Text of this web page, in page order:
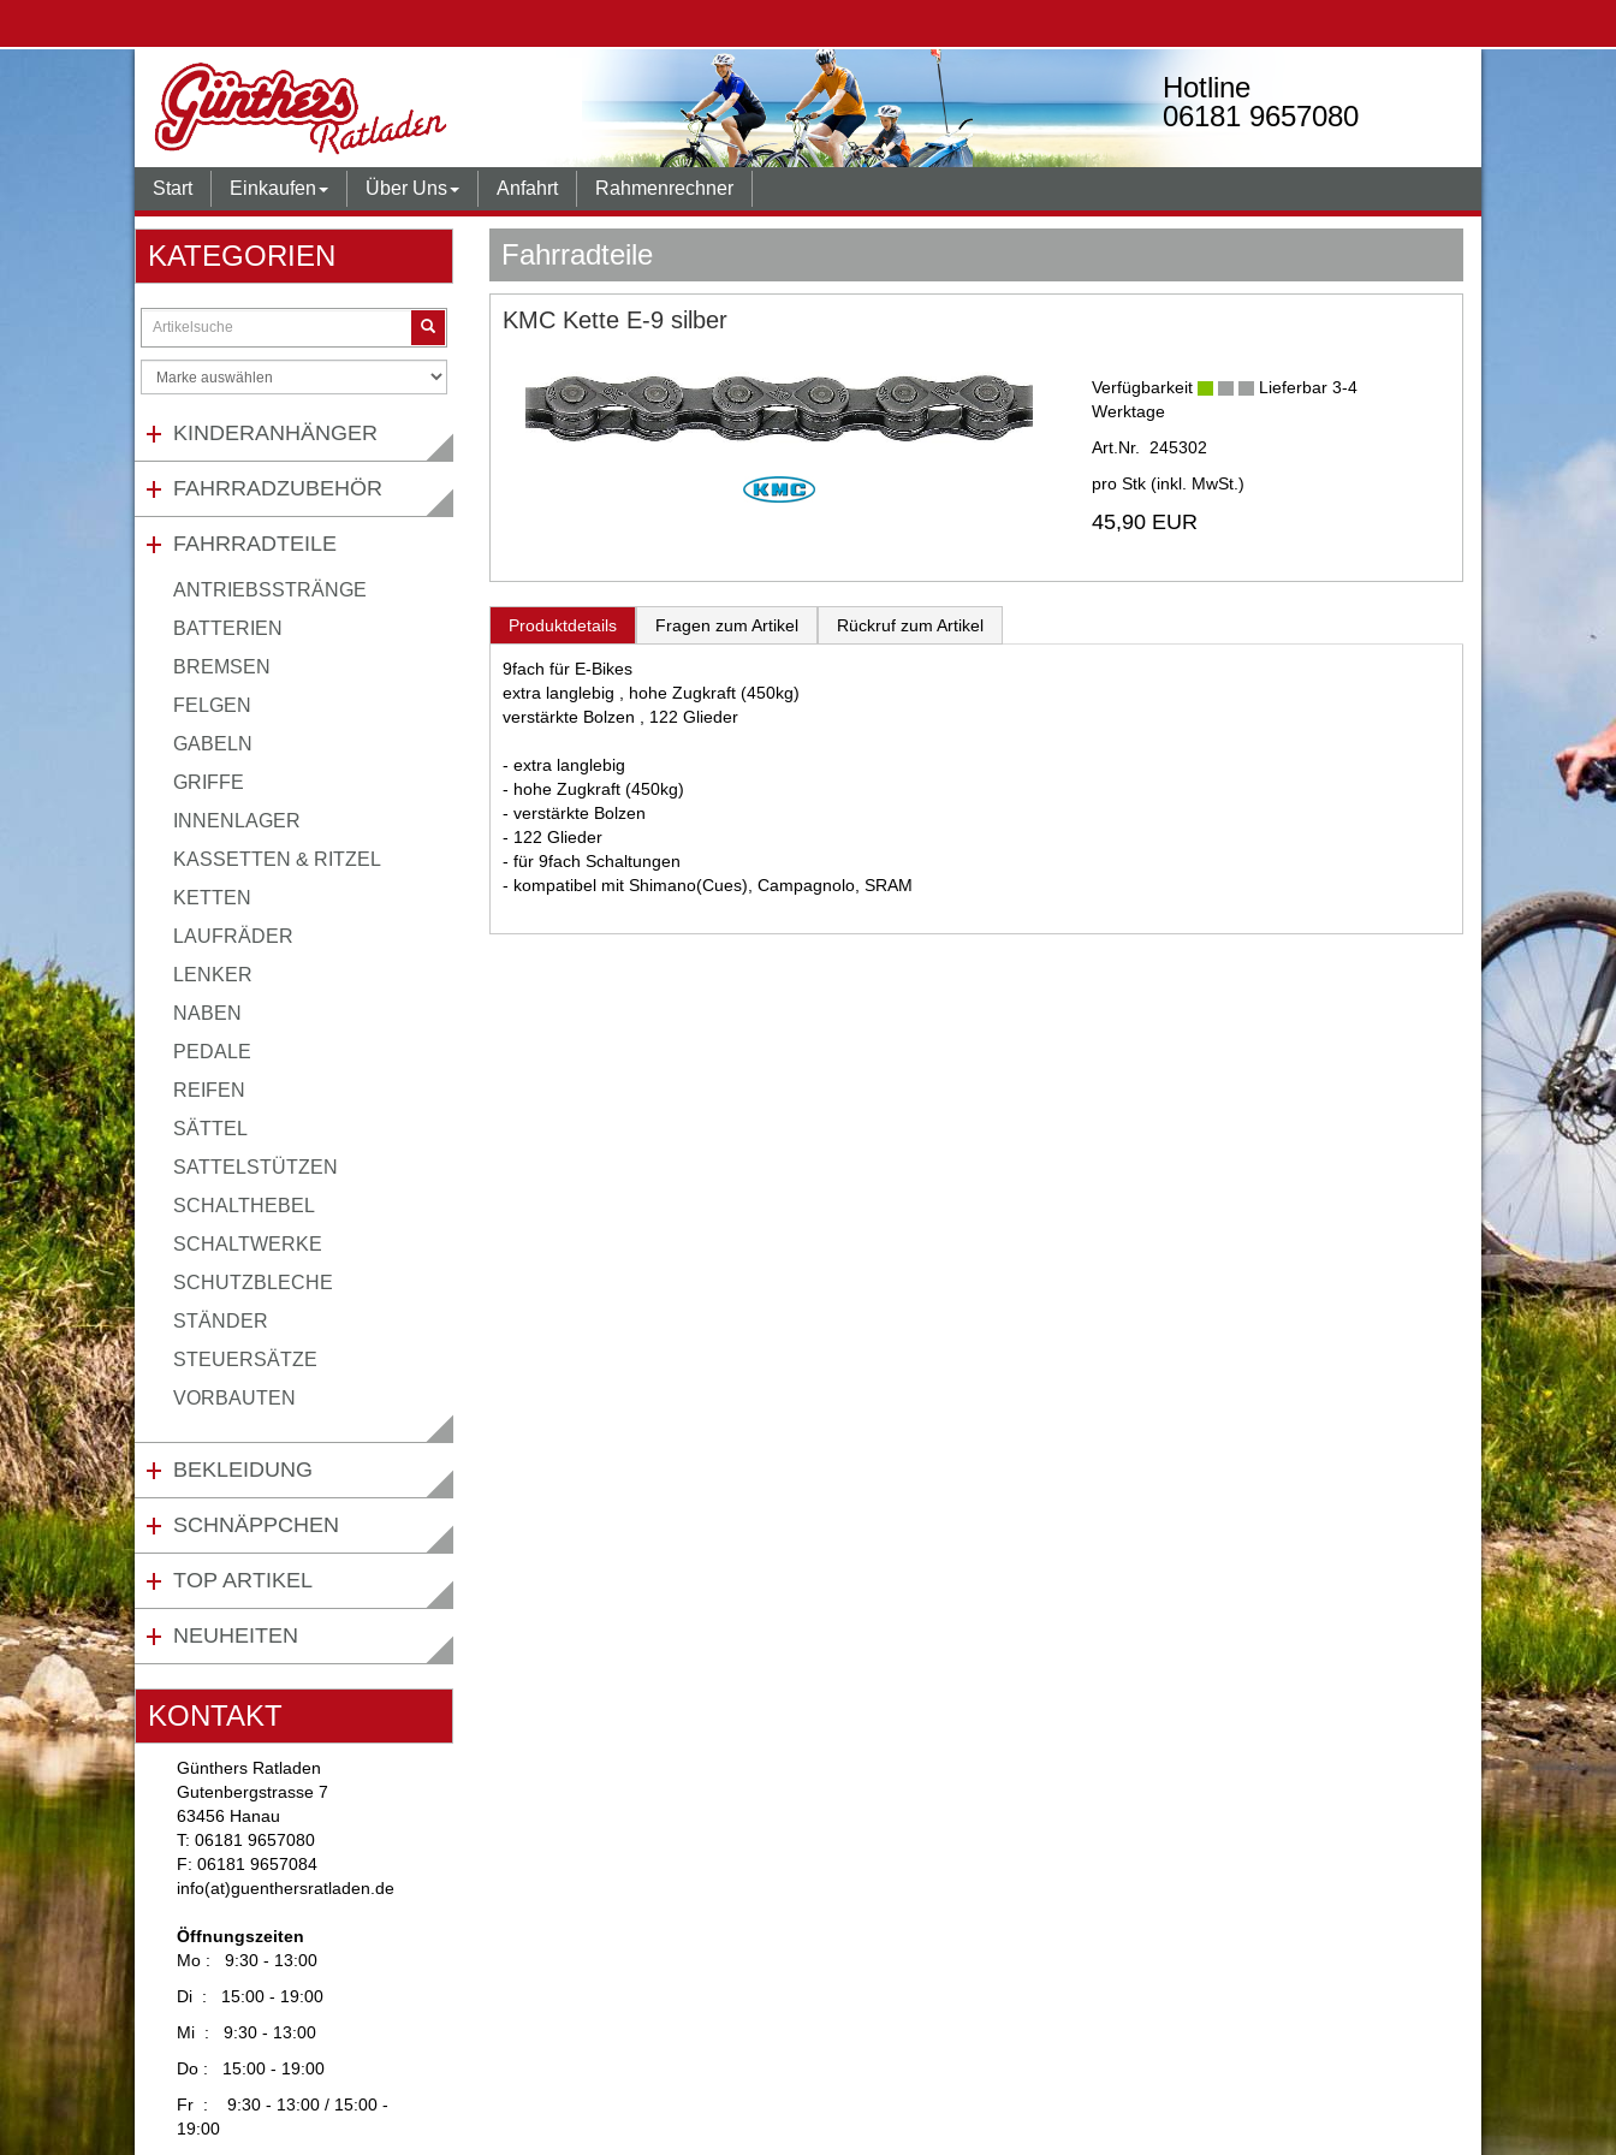
Hotline
06181 9657080
Start Einkaufen Über Uns Anfahrt Rahmenrechner
KATEGORIEN
KINDERANHÄNGER
FAHRRADZUBEHÖR
FAHRRADTEILE
ANTRIEBSSTRÄNGE
BATTERIEN
BREMSEN
FELGEN
GABELN
GRIFFE
INNENLAGER
KASSETTEN & RITZEL
KETTEN
LAUFRÄDER
LENKER
NABEN
PEDALE
REIFEN
SÄTTEL
SATTELSTÜTZEN
SCHALTHEBEL
SCHALTWERKE
SCHUTZBLECHE
STÄNDER
STEUERSÄTZE
VORBAUTEN
BEKLEIDUNG
SCHNÄPPCHEN
TOP ARTIKEL
NEUHEITEN
KONTAKT
Günthers Ratladen
Gutenbergstrasse 7
63456 Hanau
T: 06181 9657080
F: 06181 9657084
info(at)guenthersratladen.de
Öffnungszeiten
Mo : 9:30 - 13:00
Di : 15:00 - 19:00
Mi : 9:30 - 13:00
Do : 15:00 - 19:00
Fr : 9:30 - 13:00 / 15:00 -
19:00
Fahrradteile
KMC Kette E-9 silber
Verfügbarkeit
Lieferbar 3-4
Werktage
Art.Nr. 245302
pro Stk (inkl. MwSt.)
45,90 EUR
Produktdetails Fragen zum Artikel Rückruf zum Artikel
9fach für E-Bikes
extra langlebig , hohe Zugkraft (450kg)
verstärkte Bolzen , 122 Glieder
- extra langlebig
- hohe Zugkraft (450kg)
- verstärkte Bolzen
- 122 Glieder
- für 9fach Schaltungen
- kompatibel mit Shimano(Cues), Campagnolo, SRAM